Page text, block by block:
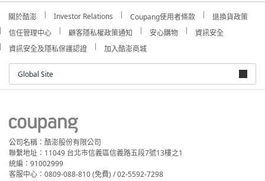
關於酷澎 Investor Relations Coupang使用者條款
退換貨政策
信任管理中心
顧客隱私權政策通知 安心購物
資訊安全
資訊安全及隱私保護認證
加入酷澎商城
Global Site
公司名稱：酷澎股份有限公司
聯繫地址：11049 台北市信義區信義路五段7號13樓之1
統編：91002999
客服中心：0809-088-810 (免費) / 02-5592-7298